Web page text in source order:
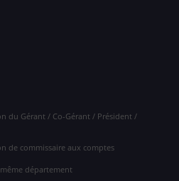
du Gérant / Co-Gérant / Président /
de commissaire aux comptes
département